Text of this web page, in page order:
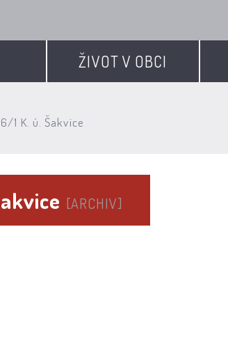
ŽIVOT V OBCI
1 K. ú. Šakvice
[ARCHIV]